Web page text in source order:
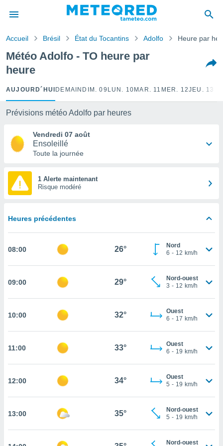
de
a
par
les
des
par le
de
des
sur
et
ET
Accueil Brésil État du Tocantins Adolfo Heure par
Météo Adolfo - TO heure par
heure
AUJOURD´HUI DEMAIN DIM. 09 LUN. 10 MAR. 11 MER. 12JEU. 13
Prévisions météo Adolfo par heures
Vendredi 07 août
Ensoleillé
Toute la journée
1 Alerte maintenant
Risque modéré
Heures précédentes
08:00 26°
Nord
6 - 12 km/h
09:00 29°
Nord-ouest
3 - 12 km/h
10:00 32°
Ouest
6 - 17 km/h
11:00 33°
Ouest
6 - 19 km/h
12:00 34°
Ouest
5 - 19 km/h
13:00 35°
Nord-ouest
5 - 19 km/h
Nord-ouest